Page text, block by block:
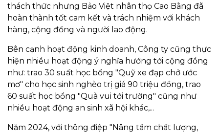
thách thức nhưng Bảo Việt nhân thọ Cao Bằng đã
hoàn thành tốt cam kết và trách nhiệm với khách
hàng, cộng đồng và người lao động.
Bên cạnh hoạt động kinh doanh, Công ty cũng thực
hiện nhiều hoạt động ý nghĩa hướng tới cộng đồng
như: trao 30 suất học bổng "Quỹ xe đạp chở ước
mơ" cho học sinh nghèo trị giá 90 triệu đồng, trao
60 suất học bổng "Quà vui tới trường" cũng như
nhiều hoạt động an sinh xã hội khác,...
Năm 2024, với thông điệp "Nâng tầm chất lượng,